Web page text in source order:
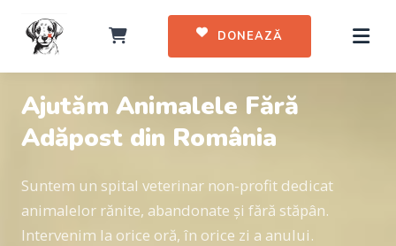
DONEAZĂ
Ajutăm Animalele Fără
Adăpost din România
Suntem un spital veterinar non-profit dedicat
animalelor rănite, abandonate și fără stăpân.
Intervenim la orice oră, în orice zi a anului.